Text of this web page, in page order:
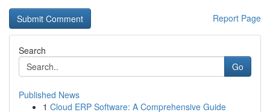
Report Page
Search
Go
Published News
1 Cloud ERP Software: A Comprehensive Guide